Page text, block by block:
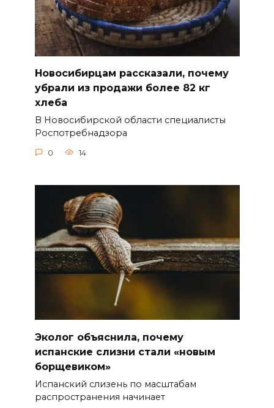
Новосибирцам рассказали, почему
убрали из продажи более 82 кг
хлеба
В Новосибирской области специалисты
Роспотребнадзора
0 14
Эколог объяснила, почему
испанские слизни стали «новым
борщевиком»
Испанский слизень по масштабам
распространения начинает